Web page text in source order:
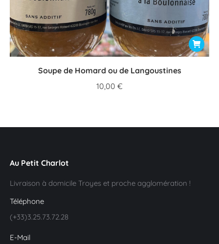
Soupe de Homard ou de Langoustines
10,00 €
Au Petit Charlot
Livraison à domicile Troyes et proche agglomération !
Téléphone
(+33)3.25.73.72.28
E-Mail